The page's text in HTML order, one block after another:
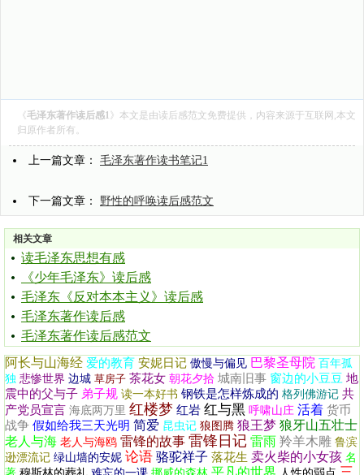
《毛泽东著作读后感1》本文是由读后感范文免费提供，内容来源于互联网,本文
归原作者所有。
上一篇文章： 毛泽东著作读书笔记1
下一篇文章： 野性的呼唤读后感范文
相关文章
读毛泽东思想有感
《少年毛泽东》读后感
毛泽东《反对本本主义》读后感
毛泽东著作读后感
毛泽东著作读后感范文
阿长与山海经 爱的教育 安妮日记 傲慢与偏见 巴黎圣母院 百年孤
独 悲惨世界 边城 草房子 茶花女 朝花夕拾 城南旧事 窗边的小豆豆 地
震中的父与子 弟子规 读一本好书 钢铁是怎样炼成的 格列佛游记 共
产党员宣言 海底两万里 红楼梦 红岩 红与黑 呼啸山庄 活着 货币
战争 假如给我三天光明 简爱 昆虫记 狼图腾 狼王梦 狼牙山五壮士
老人与海 老人与海鸥 雷锋的故事 雷锋日记 雷雨 羚羊木雕 鲁滨
逊漂流记 绿山墙的安妮 论语 骆驼祥子 落花生 卖火柴的小女孩 名
平凡的世界